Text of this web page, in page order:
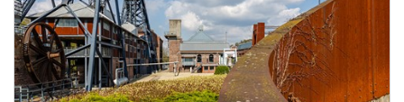
Art
Artisanat & savoir-faire
Châteaux, citadelles & beffrois
Jardins, parcs & sites naturels
Parcs animaliers, zoologiques & aquariums
Bateaux touristiques & croisières
Draisines & trains touristiques
ÉVÉNEMENTS
LE TOP DES ACTIVITÉS POUR CET